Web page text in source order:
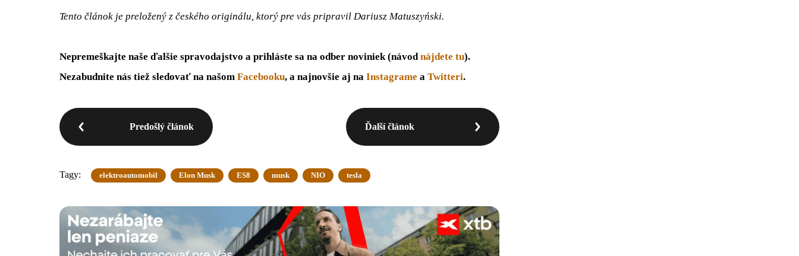
Tento článok je preložený z českého originálu, ktorý pre vás pripravil Dariusz Matuszyński.
Nepremeškajte naše ďalšie spravodajstvo a prihláste sa na odber noviniek (návodnájdete tu).
Nezabudnite nás tiež sledovať na našom Facebooku, a najnovšie aj na Instagrame a Twitteri.
Predošlý článok Ďalší článok
Tagy: elektroautomobil Elon Musk ES8 musk NIO tesla